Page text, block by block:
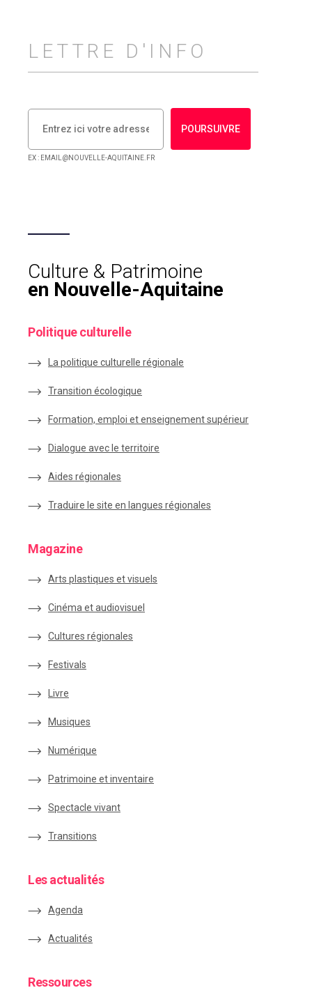
LETTRE D'INFO
POURSUIVRE
EX : EMAIL@NOUVELLE-AQUITAINE.FR
Culture & Patrimoine
en Nouvelle-Aquitaine
Politique culturelle
La politique culturelle régionale
Transition écologique
Formation, emploi et enseignement supérieur
Dialogue avec le territoire
Aides régionales
Traduire le site en langues régionales
Magazine
Arts plastiques et visuels
Cinéma et audiovisuel
Cultures régionales
Festivals
Livre
Musiques
Numérique
Patrimoine et inventaire
Spectacle vivant
Transitions
Les actualités
Agenda
Actualités
Ressources